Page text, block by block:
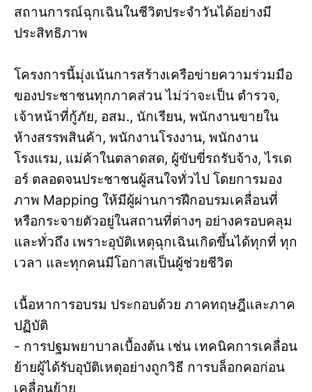
สถานการณ์ฉุกเฉินในชีวิตประจำวันได้อย่างมี
ประสิทธิภาพ
โครงการนี้มุ่งเน้นการสร้างเครือข่ายความร่วมมือ
ของประชาชนทุกภาคส่วน ไม่ว่าจะเป็น ตำรวจ,
เจ้าหน้าที่กู้ภัย, อสม., นักเรียน, พนักงานขายใน
ห้างสรรพสินค้า, พนักงานโรงงาน, พนักงาน
โรงแรม, แม่ค้าในตลาดสด, ผู้ขับขี่รถรับจ้าง, ไรเด
อร์ ตลอดจนประชาชนผู้สนใจทั่วไป โดยการมอง
ภาพ Mapping ให้มีผู้ผ่านการฝึกอบรมเคลื่อนที่
หรือกระจายตัวอยู่ในสถานที่ต่างๆ อย่างครอบคลุม
และทั่วถึง เพราะอุบัติเหตุฉุกเฉินเกิดขึ้นได้ทุกที่ ทุก
เวลา และทุกคนมีโอกาสเป็นผู้ช่วยชีวิต
เนื้อหาการอบรม ประกอบด้วย ภาคทฤษฎีและภาค
ปฏิบัติ
- การปฐมพยาบาลเบื้องต้น เช่น เทคนิคการเคลื่อน
ย้ายผู้ได้รับอุบัติเหตุอย่างถูกวิธี การบล็อกคอก่อน
เคลื่อนย้าย